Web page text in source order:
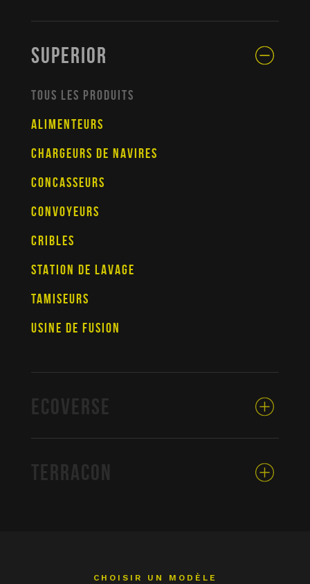
SUPERIOR
TOUS LES PRODUITS
ALIMENTEURS
CHARGEURS DE NAVIRES
CONCASSEURS
CONVOYEURS
CRIBLES
STATION DE LAVAGE
TAMISEURS
USINE DE FUSION
ECOVERSE
TERRACON
CHOISIR UN MODÈLE